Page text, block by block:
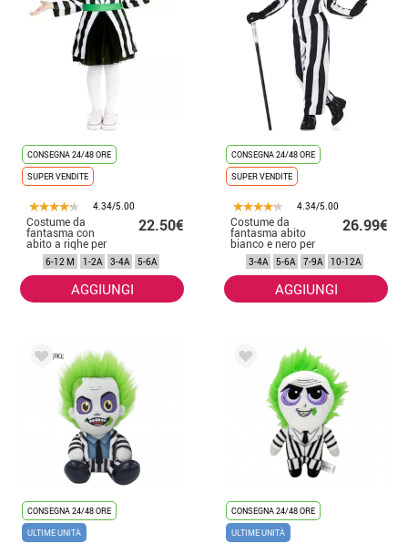
CONSEGNA 24/48 ORE
SUPER VENDITE
4.34/5.00
Costume da
fantasma con
abito a righe per
neonato e
bambina
22.50€
6-12 M 1-2A 3-4A 5-6A
AGGIUNGI
CONSEGNA 24/48 ORE
SUPER VENDITE
4.34/5.00
Costume da
fantasma abito
bianco e nero per
ragazza
26.99€
3-4A 5-6A 7-9A 10-12A
AGGIUNGI
CONSEGNA 24/48 ORE
ULTIME UNITÀ
CONSEGNA 24/48 ORE
ULTIME UNITÀ